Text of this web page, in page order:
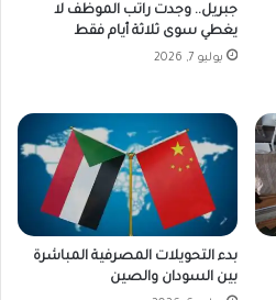
جبريل.. وجدت راتب الموظف لا
يغطي سوى ثلاثة أيام فقط
يوليو 7, 2026
بدء التحويلات المصرفية المباشرة
بين السودان والصين